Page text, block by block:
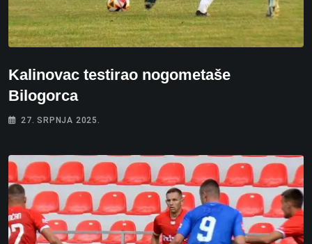
Kalinovac testirao nogometaše
Bilogorca
27. SRPNJA 2025.